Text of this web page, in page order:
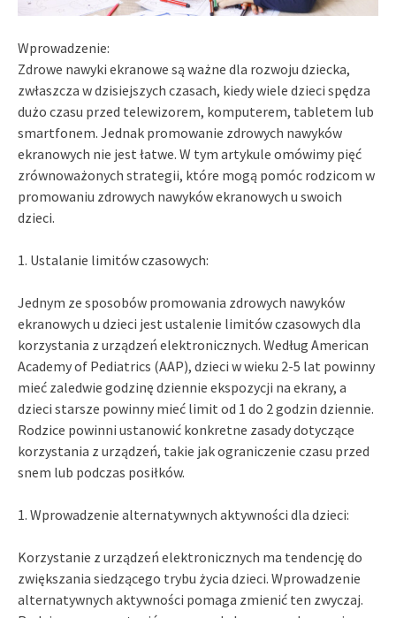
Wprowadzenie:
Zdrowe nawyki ekranowe są ważne dla rozwoju dziecka,
zwłaszcza w dzisiejszych czasach, kiedy wiele dzieci spędza
dużo czasu przed telewizorem, komputerem, tabletem lub
smartfonem. Jednak promowanie zdrowych nawyków
ekranowych nie jest łatwe. W tym artykule omówimy pięć
zrównoważonych strategii, które mogą pomóc rodzicom w
promowaniu zdrowych nawyków ekranowych u swoich
dzieci.
1. Ustalanie limitów czasowych:
Jednym ze sposobów promowania zdrowych nawyków
ekranowych u dzieci jest ustalenie limitów czasowych dla
korzystania z urządzeń elektronicznych. Według American
Academy of Pediatrics (AAP), dzieci w wieku 2-5 lat powinny
mieć zaledwie godzinę dziennie ekspozycji na ekrany, a
dzieci starsze powinny mieć limit od 1 do 2 godzin dziennie.
Rodzice powinni ustanowić konkretne zasady dotyczące
korzystania z urządzeń, takie jak ograniczenie czasu przed
snem lub podczas posiłków.
1. Wprowadzenie alternatywnych aktywności dla dzieci:
Korzystanie z urządzeń elektronicznych ma tendencję do
zwiększania siedzącego trybu życia dzieci. Wprowadzenie
alternatywnych aktywności pomaga zmienić ten zwyczaj.